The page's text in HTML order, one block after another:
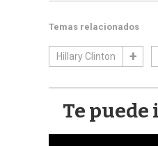
Temas relacionados
Hillary Clinton
Te